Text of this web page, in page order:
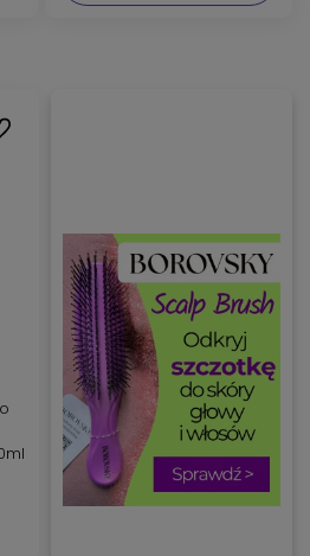
ulubionych